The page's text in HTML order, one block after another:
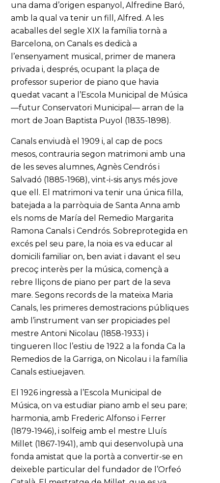
una dama d’origen espanyol, Alfredine Baró,
amb la qual va tenir un fill, Alfred. A les
acaballes del segle XIX la família tornà a
Barcelona, on Canals es dedicà a
l’ensenyament musical, primer de manera
privada i, després, ocupant la plaça de
professor superior de piano que havia
quedat vacant a l’Escola Municipal de Música
—futur Conservatori Municipal— arran de la
mort de Joan Baptista Puyol (1835-1898).
Canals enviudà el 1909 i, al cap de pocs
mesos, contrauria segon matrimoni amb una
de les seves alumnes, Agnès Cendrós i
Salvadó (1885-1968), vint-i-sis anys més jove
que ell. El matrimoni va tenir una única filla,
batejada a la parròquia de Santa Anna amb
els noms de María del Remedio Margarita
Ramona Canals i Cendrós. Sobreprotegida en
excés pel seu pare, la noia es va educar al
domicili familiar on, ben aviat i davant el seu
precoç interès per la música, començà a
rebre lliçons de piano per part de la seva
mare. Segons records de la mateixa Maria
Canals, les primeres demostracions públiques
amb l’instrument van ser propiciades pel
mestre Antoni Nicolau (1858-1933) i
tingueren lloc l’estiu de 1922 a la fonda Ca la
Remedios de la Garriga, on Nicolau i la família
Canals estiuejaven.
El 1926 ingressà a l’Escola Municipal de
Música, on va estudiar piano amb el seu pare;
harmonia, amb Frederic Alfonso i Ferrer
(1879-1946), i solfeig amb el mestre Lluís
Millet (1867-1941), amb qui desenvolupà una
fonda amistat que la portà a convertir-se en
deixeble particular del fundador de l’Orfeó